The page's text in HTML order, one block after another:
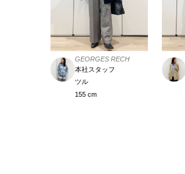
GEORGES RECH
本社スタッフ
ツル
155 cm